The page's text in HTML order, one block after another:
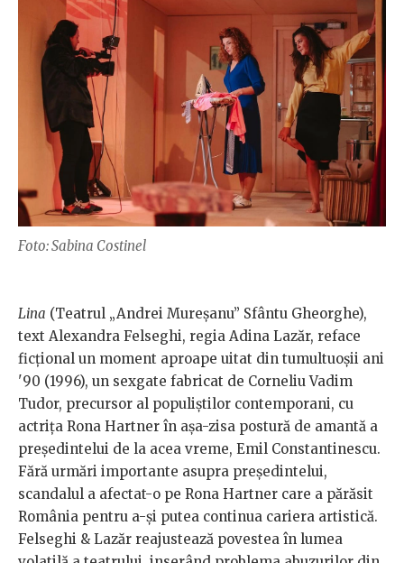
Foto: Sabina Costinel
Lina (Teatrul „Andrei Mureșanu” Sfântu Gheorghe),
text Alexandra Felseghi, regia Adina Lazăr, reface
ficțional un moment aproape uitat din tumultuoșii ani
'90 (1996), un sexgate fabricat de Corneliu Vadim
Tudor, precursor al populiștilor contemporani, cu
actrița Rona Hartner în așa-zisa postură de amantă a
președintelui de la acea vreme, Emil Constantinescu.
Fără urmări importante asupra președintelui,
scandalul a afectat-o pe Rona Hartner care a părăsit
România pentru a-și putea continua cariera artistică.
Felseghi & Lazăr reajustează povestea în lumea